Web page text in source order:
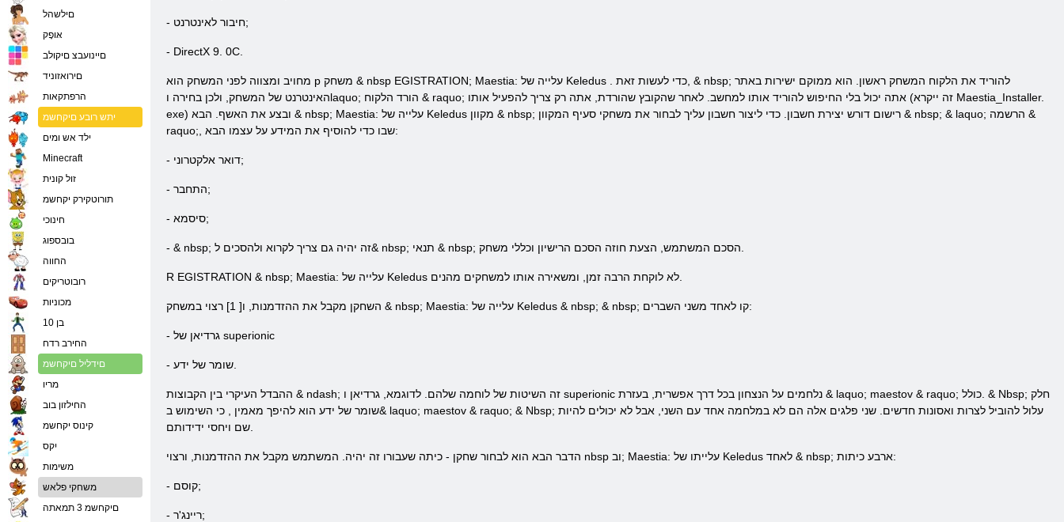
- חיבור לאינטרנט;
- DirectX 9. 0C.
מחויב ומצווה לפני המשחק הוא p משחק & nbsp EGISTRATION; Maestia: עלייה של Keledus
האינטרנט של המשחק, ולכן בחירה וlaquo; הורד הלקוח & raquo; אתה יכול בלי החיפוש להוריד אותו למחשב. לאחר שהקובץ שהורדת, אתה רק צריך להפעיל אותו (זה ייקרא Maestia_Installer.
exe) ובצע את האשף. הבא & nbsp;
Maestia: עלייה של Keledus מקוון & nbsp; רישום דורש יצירת חשבון. כדי ליצור חשבון עליך לבחור את משחקי סעיף המקוון & nbsp; & laquo; הרשמה &
raquo;, שבו כדי להוסיף את המידע על עצמו הבא:
- דואר אלקטרוני;
- התחבר;
- סיסמא;
R EGISTRATION & nbsp; Maestia: עלייה של Keledus
השחקן מקבל את ההזדמנות, ו[ 1] רצוי במשחק & nbsp; Maestia: עלייה של Keledus & nbsp; & nbsp; קו לאחד משני השברים:
- גרדיאן superionic
- שומר של
ההבדל העיקרי בין הקבוצות & ndash; זה השיטות של לוחמה שלהם. לדוגמא, גרדיאן superionic
נלחמים על הנצחון בכל דרך אפשרית, בעזרת & laquo; maestov & raquo; כולל. & Nbsp; חלק
שומר של ידע הוא להיפך מאמין
, כי השימוש ב& laquo; maestov & raquo; & Nbsp; עלול להוביל לצרות ואסונות חדשים. שני פלגים אלה הם לא במלחמה אחד עם השני, אבל לא יכולים להיות
הדבר הבא הוא לבחור שחקן - כיתה שעבורו זה יהיה. המשתמש מקבל את ההזדמנות, ורצוי nbsp Keledus לאחד & nbsp; ארבע כיתות:
- קוסם;
- ריינג'ר;
םילשהל
אּופָק
םיינועבצ םיקולב
םירואזוניד
הרפתקאות
יתש רובע םיקחשמ
ילד אש ומים
Minecraft
זול קונית
תורוטקירק יקחשמ
חינוכי
בובספוג
החווה
רובוטריקים
מכוניות
בן 10
החירב רדח
םידליל םיקחשמ
מריו
החילזון בוב
קינוס יקחשמ
יִקס
משימות
משחקי פלאש
םיקחשמ 3 תמאתה